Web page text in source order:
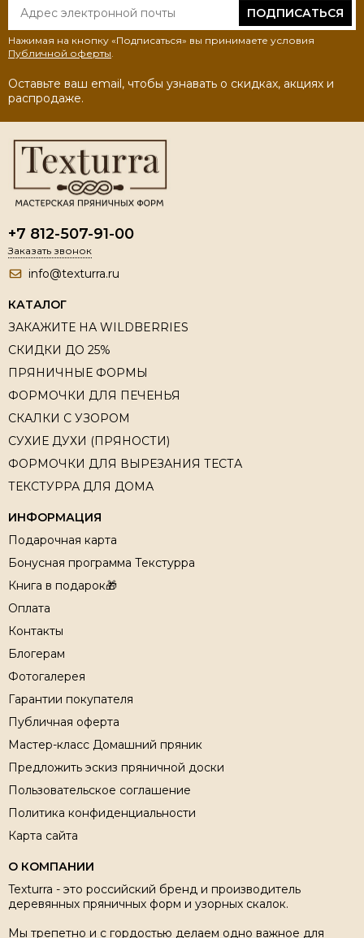
ПОДПИСАТЬСЯ
Нажимая на кнопку «Подписаться» вы принимаете условия
Публичной оферты
Оставьте ваш email, чтобы узнавать о скидках, акциях и
распродаже.
+7 812-507-91-00
Заказать звонок
info@texturra.ru
КАТАЛОГ
ЗАКАЖИТЕ НА WILDBERRIES
СКИДКИ ДО 25%
ПРЯНИЧНЫЕ ФОРМЫ
ФОРМОЧКИ ДЛЯ ПЕЧЕНЬЯ
СКАЛКИ С УЗОРОМ
СУХИЕ ДУХИ (ПРЯНОСТИ)
ФОРМОЧКИ ДЛЯ ВЫРЕЗАНИЯ ТЕСТА
ТЕКСТУРРА ДЛЯ ДОМА
ИНФОРМАЦИЯ
Подарочная карта
Бонусная программа Текстурра
Книга в подарок🎁
Оплата
Контакты
Блогерам
Фотогалерея
Гарантии покупателя
Публичная оферта
Мастер-класс Домашний пряник
Предложить эскиз пряничной доски
Пользовательское соглашение
Политика конфиденциальности
Карта сайта
О КОМПАНИИ
Texturra - это российский бренд и производитель
деревянных пряничных форм и узорных скалок.
Мы трепетно и с гордостью делаем одно важное для